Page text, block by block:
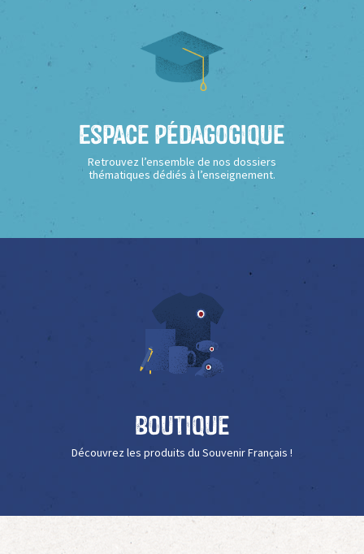
Espace Pédagogique
Retrouvez l’ensemble de nos dossiers
thématiques dédiés à l’enseignement.
Boutique
Découvrez les produits du Souvenir Français !